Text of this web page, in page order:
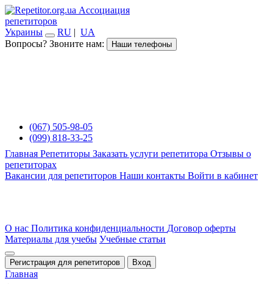
Ассоциация
репетиторов
Украины
RU | UA
Вопросы? Звоните нам:
Наши телефоны
(067) 505-98-05
(099) 818-33-25
Главная Репетиторы Заказать услуги репетитора Отзывы о
репетиторах
Вакансии для репетиторов Наши контакты Войти в кабинет
О нас Политика конфиденциальности Договор оферты
Материалы для учебы Учебные статьи
Регистрация для репетиторов Вход
Главная